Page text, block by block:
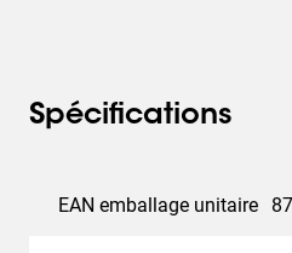
également disponibles pour
Spécifications
EAN emballage unitaire